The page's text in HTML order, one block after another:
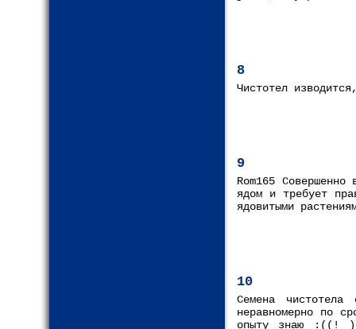
8
Чистотел
9
Rom165
ядом и требует
ядовитыми
10
Семена
неравномерно по
опыту знаю :((! )